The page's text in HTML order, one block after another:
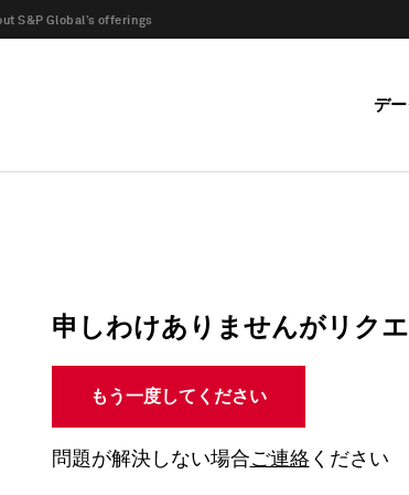
S&P Global’s offerings
デー
申しわけありませんがリク
もう一度してください
問題が解決しない場合ご連絡 ください